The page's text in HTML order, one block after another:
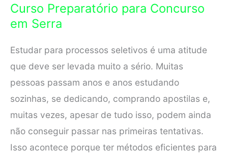
em
Vila
Curso Preparatório para Concurso
em Serra
Estudar para processos seletivos é uma atitude
que deve ser levada muito a sério. Muitas
pessoas passam anos e anos estudando
sozinhas, se dedicando, comprando apostilas e,
muitas vezes, apesar de tudo isso, podem ainda
não conseguir passar nas primeiras tentativas.
Isso acontece porque ter métodos eficientes para